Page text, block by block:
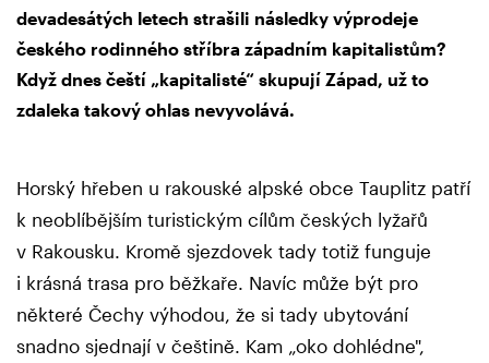
devadesátých letech strašili následky výprodeje
českého rodinného stříbra západním kapitalistům?
Když dnes čeští „kapitalisté“ skupují Západ, už to
zdaleka takový ohlas nevyvolává.
Horský hřeben u rakouské alpské obce Tauplitz patří
k neoblíbějším turistickým cílům českých lyžařů
v Rakousku. Kromě sjezdovek tady totiž funguje
i krásná trasa pro běžkaře. Navíc může být pro
některé Čechy výhodou, že si tady ubytování
snadno sjednají v češtině. Kam „oko dohlédne",